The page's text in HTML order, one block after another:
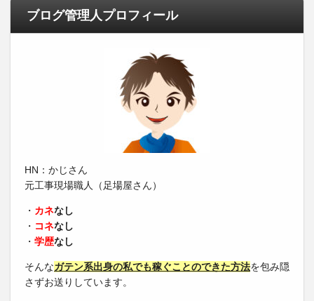
ブログ管理人プロフィール
HN：かじさん
元工事現場職人（足場屋さん）
・ カネなし
・ コネなし
・ 学歴なし
そんなガテン系出身の私でも稼ぐことのできた方法を包み隠
さずお送りしています。